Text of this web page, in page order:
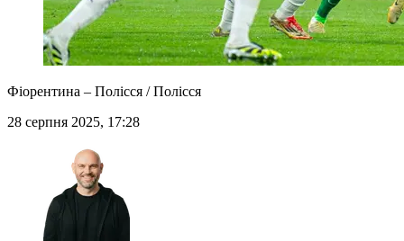
Фіорентина – Полісся / Полісся
28 серпня 2025, 17:28